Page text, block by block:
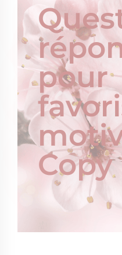
pour
Copy